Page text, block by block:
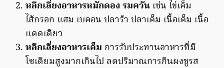
หลีกเลี่ยงอาหารหมักดองรมควัน เช่น ไข่เค็ม
ไส้กรอก แฮม เบคอน ปลาร้า ปลาเค็ม เนื้อเค็ม เนื้อ
แดดเดียว
หลีกเลี่ยงอาหารเค็ม การรับประทานอาหารที่มี
โซเดียมสูงมากเกินไป ลดปริมาณการกินผงชูรส